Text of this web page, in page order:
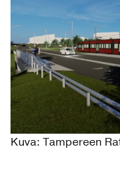
Kuva: Tampereen